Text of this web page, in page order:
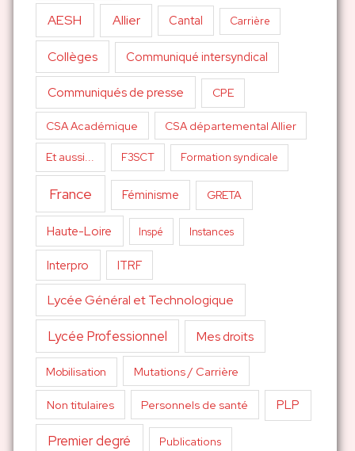
AESH Allier Cantal Carrière
Collèges Communiqué intersyndical
Communiqués de presse CPE
CSA Académique CSA départemental Allier
Et aussi... F3SCT Formation syndicale
France Féminisme GRETA
Haute-Loire Inspé Instances
Interpro ITRF
Lycée Général et Technologique
Lycée Professionnel Mes droits
Mobilisation Mutations / Carrière
Non titulaires Personnels de santé PLP
Premier degré Publications